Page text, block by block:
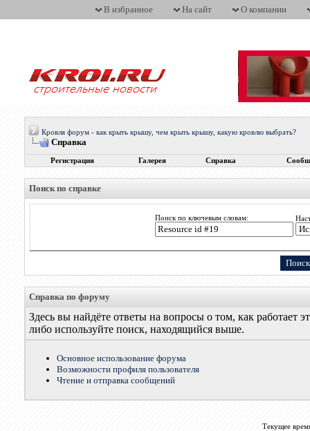
В избранное На сайт О компании
Кровля форум - как крыть крышу, чем крыть крышу, какую кровлю выбрать?
Справка
Регистрация Галерея Справка
Поиск по справке
Поиск по ключевым словам:
Справка по форуму
Здесь вы найдёте ответы на вопросы о том, как
либо используйте поиск, находящийся выше.
Основное использование форума
Возможности профиля пользователя
Чтение и отправка сообщений
Текущее